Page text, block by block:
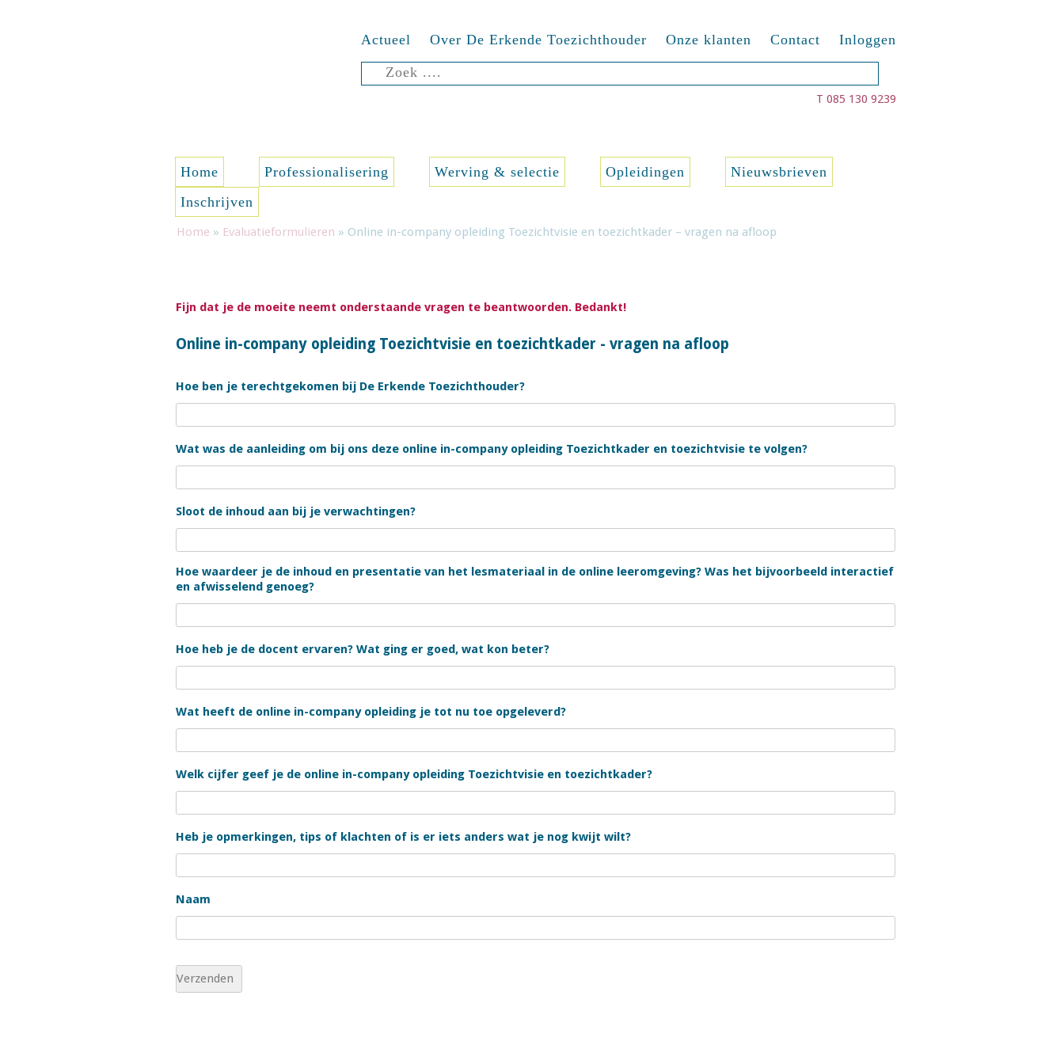
Actueel Over De Erkende Toezichthouder Onze klanten Contact Inloggen
Zoeken
naar:
T 085 130 9239
Home Professionalisering Werving & selectie Opleidingen
Nieuwsbrieven
Inschrijven
Home » Evaluatieformulieren » Online in-company opleiding Toezichtvisie en toezichtkader – vragen na afloop
Fijn dat je de moeite neemt onderstaande vragen te beantwoorden. Bedankt!
Online in-company opleiding Toezichtvisie en toezichtkader - vragen na afloop
Hoe ben je terechtgekomen bij De Erkende Toezichthouder?
Wat was de aanleiding om bij ons deze online in-company opleiding Toezichtkader en toezichtvisie te volgen?
Sloot de inhoud aan bij je verwachtingen?
Hoe waardeer je de inhoud en presentatie van het lesmateriaal in de online leeromgeving? Was het bijvoorbeeld interactief
en afwisselend genoeg?
Hoe heb je de docent ervaren? Wat ging er goed, wat kon beter?
Wat heeft de online in-company opleiding je tot nu toe opgeleverd?
Welk cijfer geef je de online in-company opleiding Toezichtvisie en toezichtkader?
Heb je opmerkingen, tips of klachten of is er iets anders wat je nog kwijt wilt?
Naam